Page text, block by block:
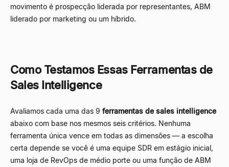
movimento é prospecção liderada por representantes, ABM
liderado por marketing ou um híbrido.
Como Testamos Essas Ferramentas de
Sales Intelligence
Avaliamos cada uma das 9 ferramentas de sales intelligence
abaixo com base nos mesmos seis critérios. Nenhuma
ferramenta única vence em todas as dimensões — a escolha
certa depende se você é uma equipe SDR em estágio inicial,
uma loja de RevOps de médio porte ou uma função de ABM